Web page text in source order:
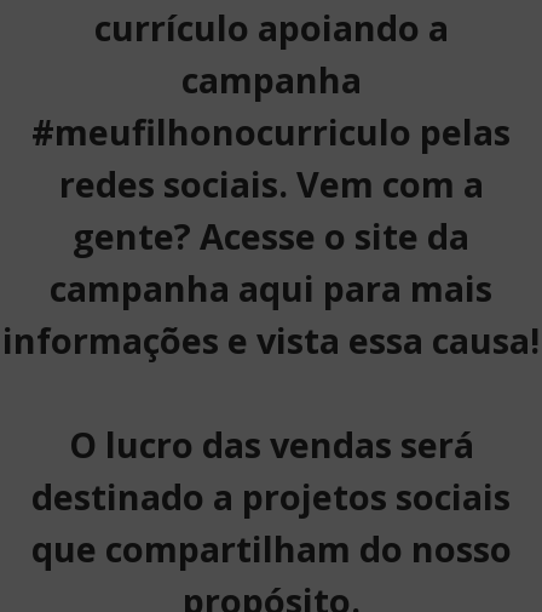
currículo apoiando a
campanha
#meufilhonocurriculo pelas
redes sociais. Vem com a
gente? Acesse o site da
campanha aqui para mais
informações e vista essa causa!
O lucro das vendas será
destinado a projetos sociais
que compartilham do nosso
propósito.